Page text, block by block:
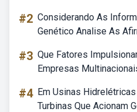
#2 Considerando As
Genético Analise As
#3 Que Fatores
Empresas
#4 Em Usinas
Turbinas Que Acionam